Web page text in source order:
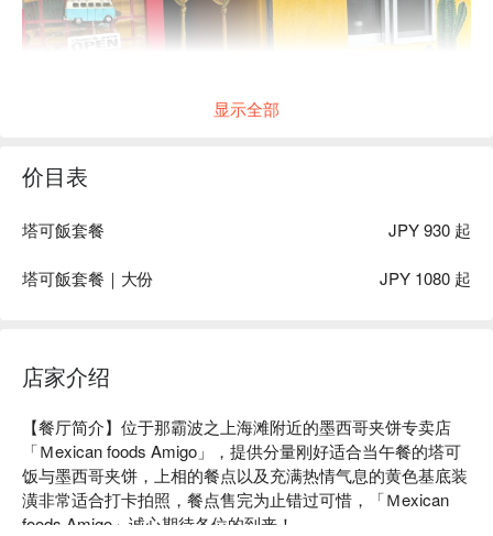
波の上ビーチから徒歩1分のところにお店があります🏖
沖縄の綺麗な海を見ながら美味しいタコライスと共にピクニ
ックできちゃいます💖
显示全部
价目表
塔可飯套餐 JPY 930 起
塔可飯套餐｜大份 JPY 1080 起
店家介绍
【餐厅简介】位于那霸波之上海滩附近的墨西哥夹饼专卖店
「Ｍexican foods Amigo」，提供分量刚好适合当午餐的塔可
饭与墨西哥夹饼，上相的餐点以及充满热情气息的黄色基底装
潢非常适合打卡拍照，餐点售完为止错过可惜，「Ｍexican
foods Amigo」诚心期待各位的到来！